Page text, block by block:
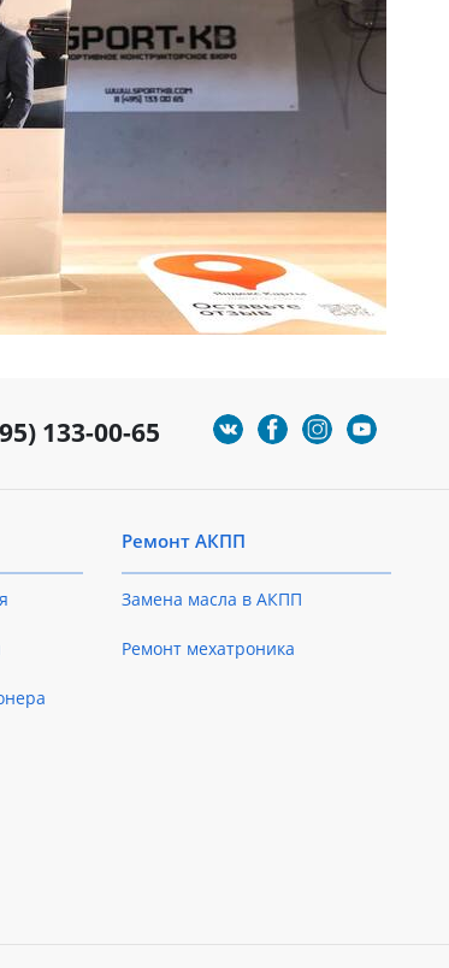
133-00-65
Ремонт АКПП
Замена масла в АКПП
Ремонт мехатроника